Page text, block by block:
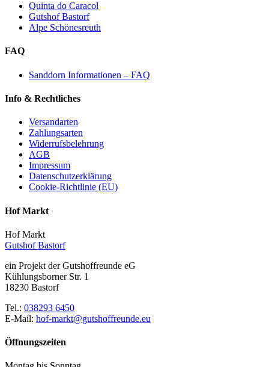
Quinta do Caracol
Gutshof Bastorf
Alpe Schönesreuth
FAQ
Sanddorn Informationen – FAQ
Info & Rechtliches
Versandarten
Zahlungsarten
Widerrufsbelehrung
AGB
Impressum
Datenschutzerklärung
Cookie-Richtlinie (EU)
Hof Markt
Hof Markt
Gutshof Bastorf
ein Projekt der Gutshoffreunde eG
Kühlungsborner Str. 1
18230 Bastorf
Tel.: 038293 6450
E-Mail: hof-markt@gutshoffreunde.eu
Öffnungszeiten